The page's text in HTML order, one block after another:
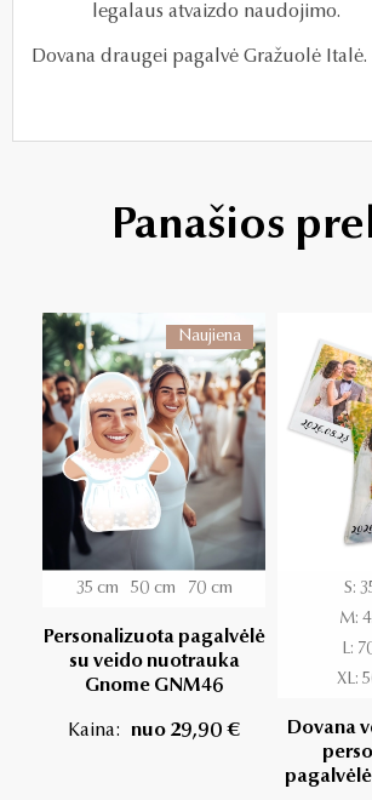
legalaus atvaizdo naudojimo.
Dovana draugei pagalvė Gražuolė Italė.
Panašios
Naujiena
35 cm 50 cm 70 cm
Personalizuota pagalvėlė
su veido nuotrauka
Gnome GNM46
Kaina: nuo 29,90 €
S:
M:
L:
XL:
Dovana